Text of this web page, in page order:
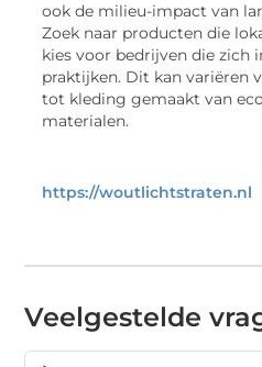
ook de milieu-impact van
Zoek naar producten die
kies voor bedrijven die zich
praktijken. Dit kan variëren
tot kleding gemaakt van
materialen.
https://woutlichtstraten.nl
Veelgestelde